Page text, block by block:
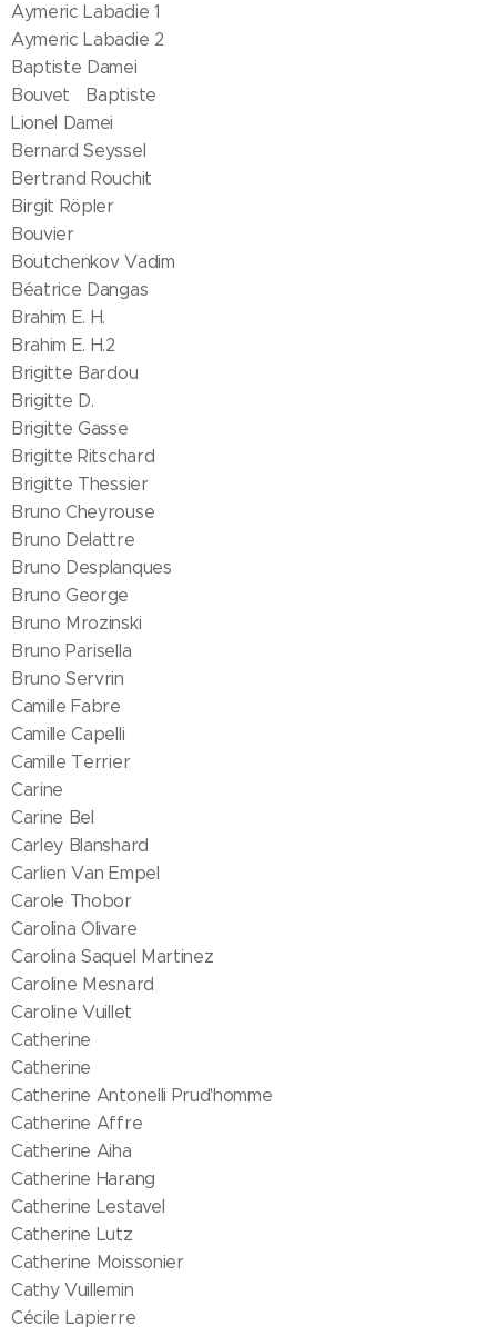
Aymeric Labadie 1
Aymeric Labadie 2
Baptiste Damei
Bouvet Baptiste
Lionel Damei
Bernard Seyssel
Bertrand Rouchit
Birgit Röpler
Bouvier
Boutchenkov Vadim
Béatrice Dangas
Brahim E. H.
Brahim E. H.2
Brigitte Bardou
Brigitte D.
Brigitte Gasse
Brigitte Ritschard
Brigitte Thessier
Bruno Cheyrouse
Bruno Delattre
Bruno Desplanques
Bruno George
Bruno Mrozinski
Bruno Parisella
Bruno Servrin
Camille Fabre
Camille Capelli
Camille Terrier
Carine
Carine Bel
Carley Blanshard
Carlien Van Empel
Carole Thobor
Carolina Olivare
Carolina Saquel Martinez
Caroline Mesnard
Caroline Vuillet
Catherine
Catherine
Catherine Antonelli Prud'homme
Catherine Affre
Catherine Aiha
Catherine Harang
Catherine Lestavel
Catherine Lutz
Catherine Moissonier
Cathy Vuillemin
Cécile Lapierre